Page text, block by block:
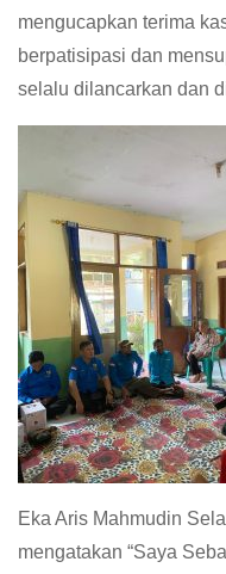
mengucapkan terima
berpatisipasi dan
selalu dilancarkan dan
Eka Aris Mahmudin
mengatakan “Saya